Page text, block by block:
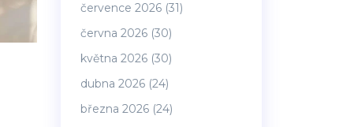
července 2026 (31)
června 2026 (30)
května 2026 (30)
dubna 2026 (24)
března 2026 (24)